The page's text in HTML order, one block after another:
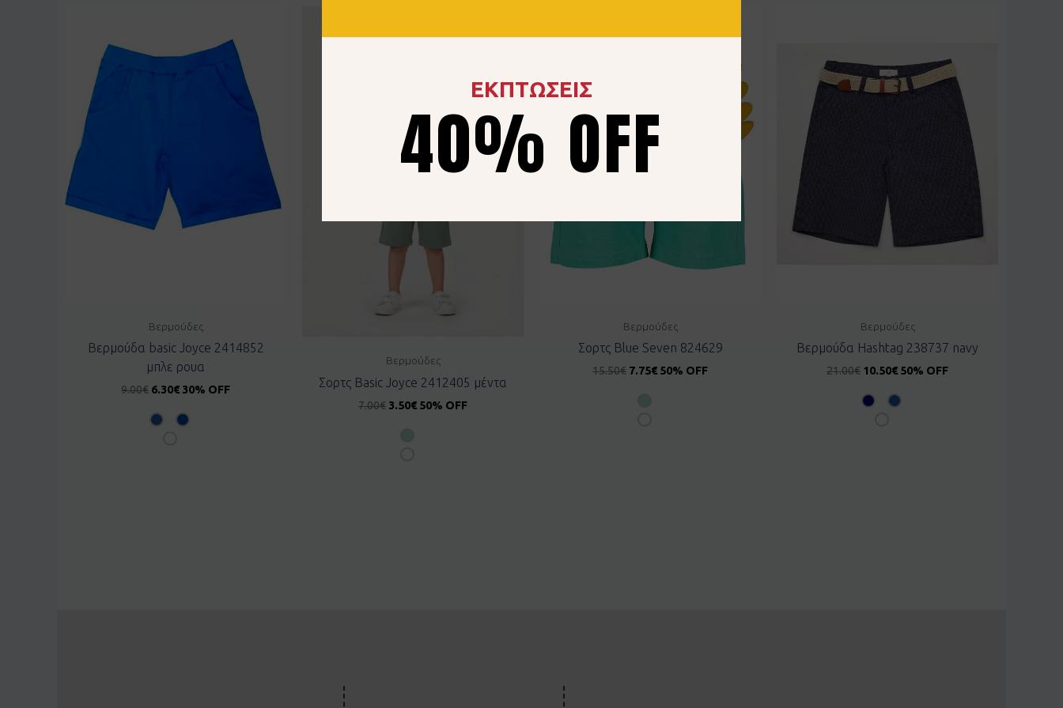
Βερμούδες
Βερμούδα basic Joyce 2414852
μπλε ρουα
9.00€ 6.30€ 30% OFF
Βερμούδες
Σορτς Basic Joyce 2412405 μέντα
7.00€ 3.50€ 50% OFF
Βερμούδες
Σορτς Blue Seven 824629
15.50€ 7.75€ 50% OFF
Βερμούδες
Βερμούδα Hashtag 238737 navy
21.00€ 10.50€ 50% OFF
ΕΚΠΤΩΣΕΙΣ
40% OFF